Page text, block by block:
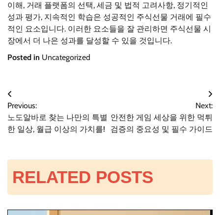
이해, 거래 플랫폼의 선택, 세금 및 법적 고려사항, 정기적인
성과 평가, 지속적인 학습은 성공적인 주식선물 거래에 필수
적인 요소입니다. 이러한 요소들을 잘 관리하면 주식선물 시
장에서 더 나은 성과를 달성할 수 있을 것입니다.
Posted in Uncategorized
글
탐
색
Previous:
노도알바로 찾는 나만의 특별
한 일상, 월급 이상의 가치를!
Next:
안전한 게임 세상을 위한 먹튀
검증의 중요성 및 필수 가이드
RELATED POSTS